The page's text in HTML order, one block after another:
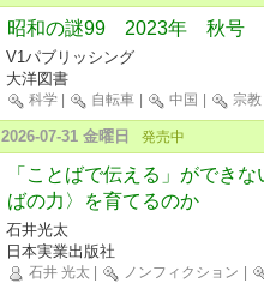
昭和の謎99 2023年 秋号
V1パブリッシング
大洋図書
科学 自転車 中国 宗教
2026-07-31 金曜日 発売中
「ことばで伝える」ができ
ばの力〉を育てるのか
石井光太
日本実業出版社
石井 光太 ノンフィクション